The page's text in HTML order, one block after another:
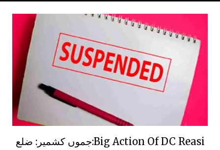
Big Action Of DC Reasi:جموں کشمیر: ضلع